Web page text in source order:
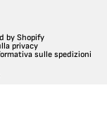
by Shopify
privacy
sulle spedizioni